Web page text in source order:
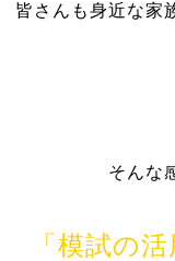
皆さんも身近な家
そんな
「模試の